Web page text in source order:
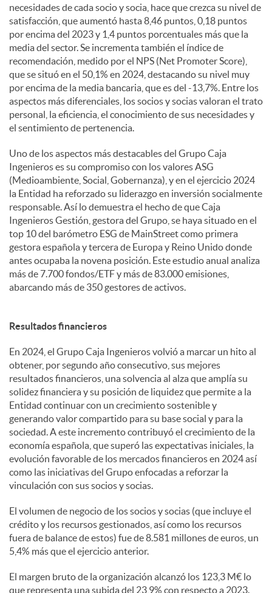
necesidades de cada socio y socia, hace que crezca su nivel de
satisfacción, que aumentó hasta 8,46 puntos, 0,18 puntos
por encima del 2023 y 1,4 puntos porcentuales más que la
media del sector. Se incrementa también el índice de
recomendación, medido por el NPS (Net Promoter Score),
que se situó en el 50,1% en 2024, destacando su nivel muy
por encima de la media bancaria, que es del -13,7%. Entre los
aspectos más diferenciales, los socios y socias valoran el trato
personal, la eficiencia, el conocimiento de sus necesidades y
el sentimiento de pertenencia.
Uno de los aspectos más destacables del Grupo Caja
Ingenieros es su compromiso con los valores ASG
(Medioambiente, Social, Gobernanza), y en el ejercicio 2024
la Entidad ha reforzado su liderazgo en inversión socialmente
responsable. Así lo demuestra el hecho de que Caja
Ingenieros Gestión, gestora del Grupo, se haya situado en el
top 10 del barómetro ESG de MainStreet como primera
gestora española y tercera de Europa y Reino Unido donde
antes ocupaba la novena posición. Este estudio anual analiza
más de 7.700 fondos/ETF y más de 83.000 emisiones,
abarcando más de 350 gestores de activos.
Resultados financieros
En 2024, el Grupo Caja Ingenieros volvió a marcar un hito al
obtener, por segundo año consecutivo, sus mejores
resultados financieros, una solvencia al alza que amplía su
solidez financiera y su posición de liquidez que permite a la
Entidad continuar con un crecimiento sostenible y
generando valor compartido para su base social y para la
sociedad. A este incremento contribuyó el crecimiento de la
economía española, que superó las expectativas iniciales, la
evolución favorable de los mercados financieros en 2024 así
como las iniciativas del Grupo enfocadas a reforzar la
vinculación con sus socios y socias.
El volumen de negocio de los socios y socias (que incluye el
crédito y los recursos gestionados, así como los recursos
fuera de balance de estos) fue de 8.581 millones de euros, un
5,4% más que el ejercicio anterior.
El margen bruto de la organización alcanzó los 123,3 M€ lo
que representa una subida del 23,9% con respecto a 2023.